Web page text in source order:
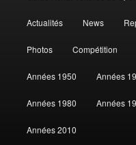
contenu
contenu
Actualités News
Photos Compétition
Années 1950 Années
Années 1980 Années
Années 2010